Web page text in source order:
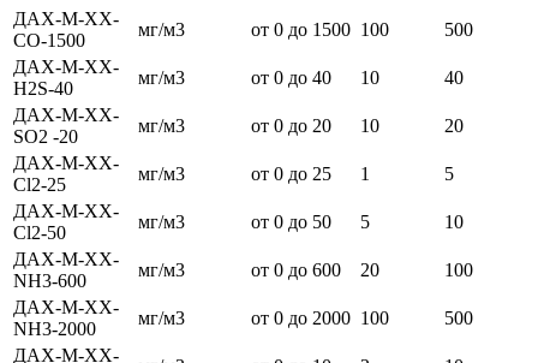
ДАХ-М-ХХ-
СО-1500
мг/м3 от 0 до 1500 100
500
ДАХ-М-ХХ-
H2S-40
мг/м3 от 0 до 40 10
40
ДАХ-М-ХХ-
SO2 -20
мг/м3 от 0 до 20 10
20
ДАХ-М-ХХ-
Сl2-25
мг/м3 от 0 до 25 1
5
ДАХ-М-ХХ-
Сl2-50
мг/м3 от 0 до 50 5
10
ДАХ-М-ХХ-
NH3-600
мг/м3 от 0 до 600 20
100
ДАХ-М-ХХ-
NH3-2000
мг/м3 от 0 до 2000 100
500
ДАХ-М-ХХ-